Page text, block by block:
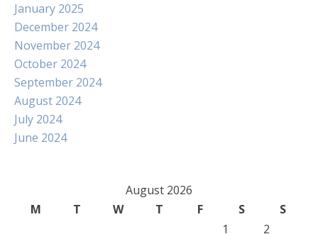
January 2025
December 2024
November 2024
October 2024
September 2024
August 2024
July 2024
June 2024
August 2026
M
T W T F S
S
1
2